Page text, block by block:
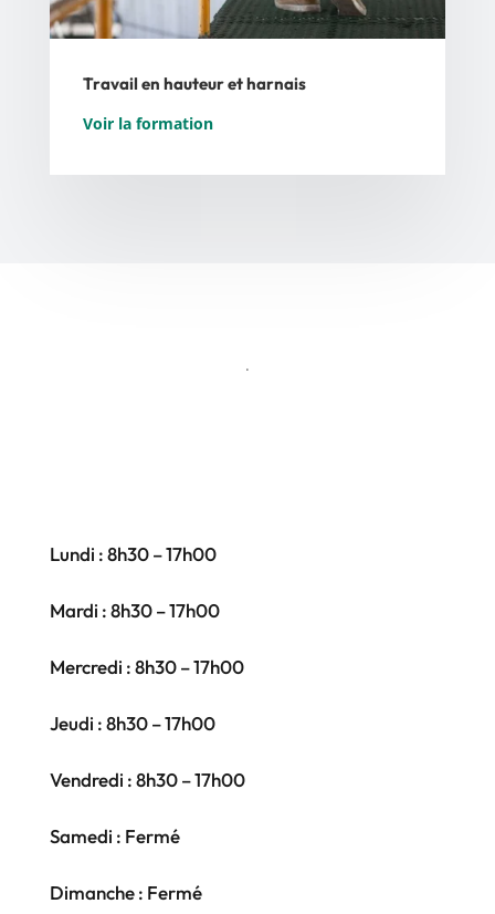
Travail en hauteur et harnais
Voir la formation
.
Lundi : 8h30 – 17h00
Mardi : 8h30 – 17h00
Mercredi : 8h30 – 17h00
Jeudi : 8h30 – 17h00
Vendredi : 8h30 – 17h00
Samedi : Fermé
Dimanche : Fermé